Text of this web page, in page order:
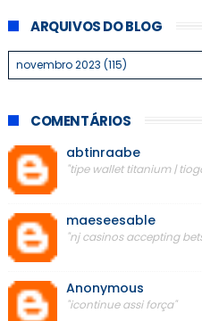
ARQUIVOS DO BLOG
COMENTÁRIOS
abtinraabe
"tipe wallet titanium |
maeseesable
"nj casinos accepting
Anonymous
"icontinue assi força"